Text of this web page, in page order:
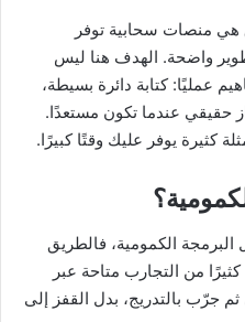
هي منصات سحابية توفر
واضحة. الهدف هنا ليس
عمليًا: كتابة دائرة بسيطة،
حقيقي عندما تكون مستعدًا.
كثيرة يوفر عليك وقتًا كبيرًا.
الكمومية، فالطريق
من التجارب متاحة عبر
جرّب بالتدريج، بدل القفز إلى